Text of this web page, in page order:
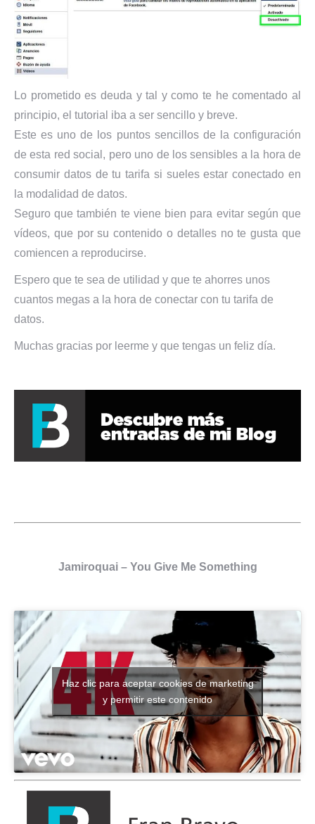
Lo prometido es deuda y tal y como te he comentado al
principio, el tutorial iba a ser sencillo y breve.
Este es uno de los puntos sencillos de la configuración
de esta red social, pero uno de los sensibles a la hora de
consumir datos de tu tarifa si sueles estar conectado en
la modalidad de datos.
Seguro que también te viene bien para evitar según que
vídeos, que por su contenido o detalles no te gusta que
comiencen a reproducirse.
Espero que te sea de utilidad y que te ahorres unos
cuantos megas a la hora de conectar con tu tarifa de
datos.
Muchas gracias por leerme y que tengas un feliz día.
Jamiroquai – You Give Me Something
Haz clic para aceptar cookies de marketing
y permitir este contenido